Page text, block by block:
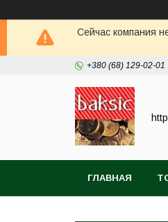
Сейчас компания
+380 (68) 129-02-01
ГЛАВНАЯ